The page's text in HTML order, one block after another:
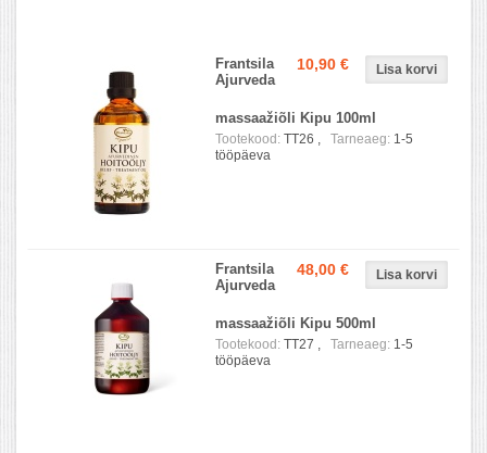
10,90 €
Frantsila
Ajurveda
massaažiõli Kipu 100ml
Tootekood: TT26 , Tarneaeg: 1-5
tööpäeva
48,00 €
Frantsila
Ajurveda
massaažiõli Kipu 500ml
Tootekood: TT27 , Tarneaeg: 1-5
tööpäeva